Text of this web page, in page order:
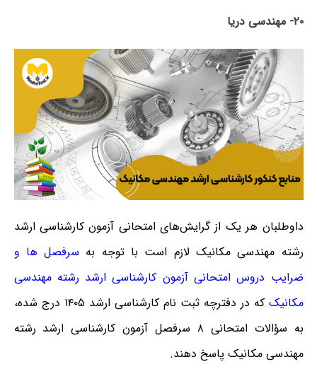
۲۰- مهندسی دریا
داوطلبان هر یک از گرایش‌های امتحانی آزمون کارشناسی ارشد
رشته مهندسی مکانیک لازم است با توجه به سرفصل ها و
ضرایب دروس امتحانی آزمون کارشناسی ارشد رشته مهندسی
مکانیک
که در دفترچه ثبت نام کارشناسی ارشد ۱۴۰۵ درج شده،
به سؤالات امتحانی ۸ سرفصل آزمون کارشناسی ارشد رشته
مهندسی مکانیک پاسخ دهند.